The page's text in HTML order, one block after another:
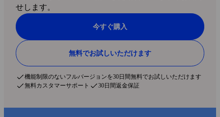
せします。
機能制限のないフルバージョンを30日間無料でお試しいただけます
無料カスタマーサポート
30日間返金保証
今すぐ購入
無料でお試しいただけます